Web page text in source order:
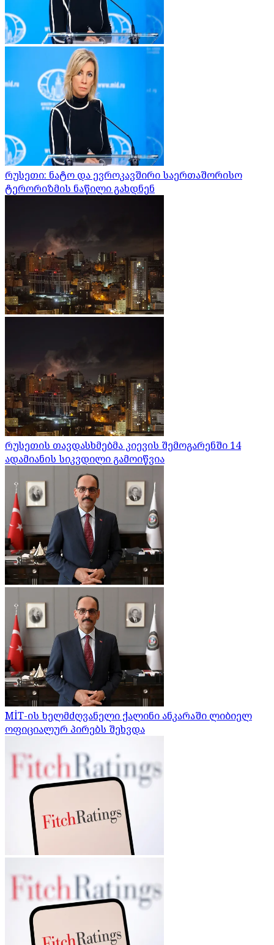
რუსეთი: ნატო და ევროკავშირი საერთაშორისო
ტერორიზმის ნაწილი გახდნენ
რუსეთის თავდასხმებმა კიევის შემოგარენში 14
ადამიანის სიკვდილი გამოიწვია
MİT-ის ხელმძღვანელი ქალინი ანკარაში ლიბიელ
ოფიციალურ პირებს შეხვდა